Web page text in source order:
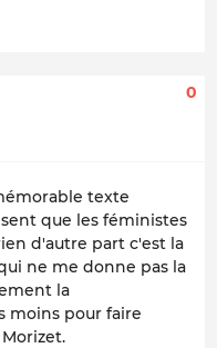
0
texte
que les féministes
d'autre part c'est la
ne me donne pas la
la
moins pour faire